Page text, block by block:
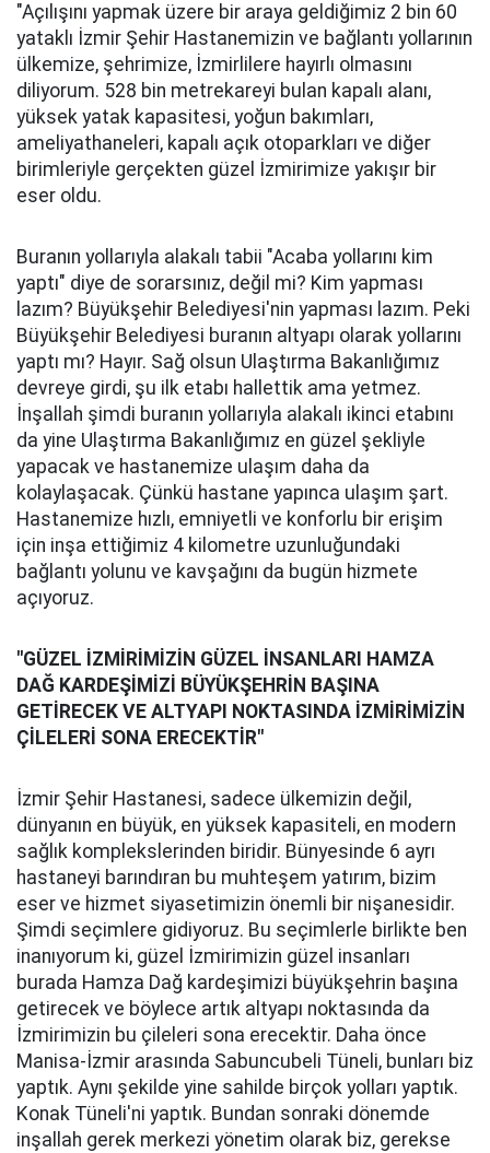
"Açılışını yapmak üzere bir araya geldiğimiz 2 bin 60
yataklı İzmir Şehir Hastanemizin ve bağlantı yollarının
ülkemize, şehrimize, İzmirlilere hayırlı olmasını
diliyorum. 528 bin metrekareyi bulan kapalı alanı,
yüksek yatak kapasitesi, yoğun bakımları,
ameliyathaneleri, kapalı açık otoparkları ve diğer
birimleriyle gerçekten güzel İzmirimize yakışır bir
eser oldu.
Buranın yollarıyla alakalı tabii "Acaba yollarını kim
yaptı" diye de sorarsınız, değil mi? Kim yapması
lazım? Büyükşehir Belediyesi'nin yapması lazım. Peki
Büyükşehir Belediyesi buranın altyapı olarak yollarını
yaptı mı? Hayır. Sağ olsun Ulaştırma Bakanlığımız
devreye girdi, şu ilk etabı hallettik ama yetmez.
İnşallah şimdi buranın yollarıyla alakalı ikinci etabını
da yine Ulaştırma Bakanlığımız en güzel şekliyle
yapacak ve hastanemize ulaşım daha da
kolaylaşacak. Çünkü hastane yapınca ulaşım şart.
Hastanemize hızlı, emniyetli ve konforlu bir erişim
için inşa ettiğimiz 4 kilometre uzunluğundaki
bağlantı yolunu ve kavşağını da bugün hizmete
açıyoruz.
"GÜZEL İZMİRİMİZİN GÜZEL İNSANLARI HAMZA
DAĞ KARDEŞİMİZİ BÜYÜKŞEHRİN BAŞINA
GETİRECEK VE ALTYAPI NOKTASINDA İZMİRİMİZİN
ÇİLELERİ SONA ERECEKTİR"
İzmir Şehir Hastanesi, sadece ülkemizin değil,
dünyanın en büyük, en yüksek kapasiteli, en modern
sağlık komplekslerinden biridir. Bünyesinde 6 ayrı
hastaneyi barındıran bu muhteşem yatırım, bizim
eser ve hizmet siyasetimizin önemli bir nişanesidir.
Şimdi seçimlere gidiyoruz. Bu seçimlerle birlikte ben
inanıyorum ki, güzel İzmirimizin güzel insanları
burada Hamza Dağ kardeşimizi büyükşehrin başına
getirecek ve böylece artık altyapı noktasında da
İzmirimizin bu çileleri sona erecektir. Daha önce
Manisa-İzmir arasında Sabuncubeli Tüneli, bunları biz
yaptık. Aynı şekilde yine sahilde birçok yolları yaptık.
Konak Tüneli'ni yaptık. Bundan sonraki dönemde
inşallah gerek merkezi yönetim olarak biz, gerekse